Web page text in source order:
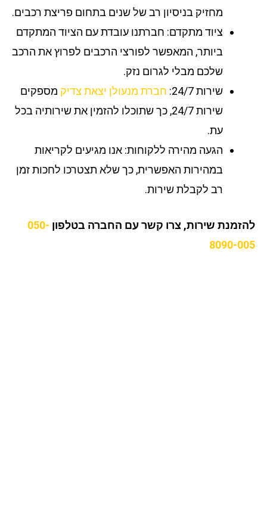
מחזיק בניסיון רב של שנים בתחום פריצת רכבים.
ציוד מתקדם: חברתנו עובדת עם הציוד המתקדם
ביותר, המאפשר לפורצי הרכבים לפרוץ את הרכב
שלכם מבלי לגרום נזק.
שירות 24/7:
חברת מנעולן יצאת צדיק מספקים
שירות 24/7, כך שתוכלו להזמין את שירותיה בכל
הגעה מהירה ללקוחות: אנו מגיעים לקריאות
במהירות האפשרית, כך שלא תצטרכו לחכות זמן
רב לקבלת שירות.
שירות, צרו קשר עם החברה בטלפון050-
8090-